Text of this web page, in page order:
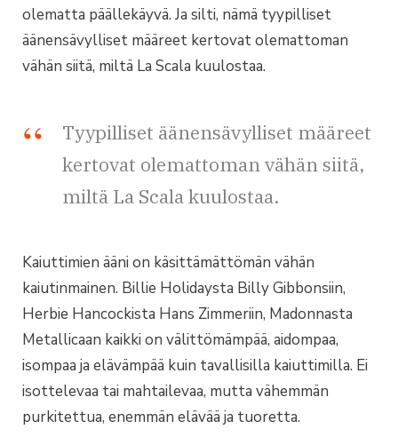
olematta päällekäyvä. Ja silti, nämä tyypilliset
äänensävylliset määreet kertovat olemattoman
vähän siitä, miltä La Scala kuulostaa.
Tyypilliset äänensävylliset määreet
kertovat olemattoman vähän siitä,
miltä La Scala kuulostaa.
Kaiuttimien ääni on käsittämättömän vähän
kaiutinmainen. Billie Holidaysta Billy Gibbonsiin,
Herbie Hancockista Hans Zimmeriin, Madonnasta
Metallicaan kaikki on välittömämpää, aidompaa,
isompaa ja elävämpää kuin tavallisilla kaiuttimilla. Ei
isottelevaa tai mahtailevaa, mutta vähemmän
purkitettua, enemmän elävää ja tuoretta.